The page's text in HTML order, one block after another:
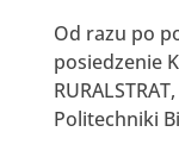
Od razu po
posiedzenie
Politechniki